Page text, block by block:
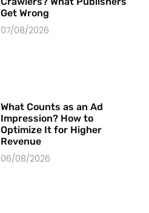
Get Wrong
07/08/2026
What Counts as an Ad
Impression? How to
Optimize It for Higher
Revenue
06/08/2026